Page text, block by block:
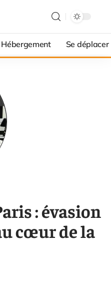
Hébergement Se déplacer
: évasion
cœur de la